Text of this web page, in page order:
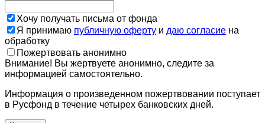
Хочу получать письма от фонда
Я принимаю публичную оферту и даю согласие на
обработку
Пожертвовать анонимно
Внимание! Вы жертвуете анонимно, следите за
информацией самостоятельно.
Информация о произведенном пожертвовании поступает
в Русфонд в течение четырех банковских дней.